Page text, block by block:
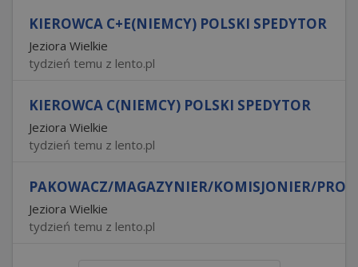
KIEROWCA C+E(NIEMCY) POLSKI SPEDYTOR
Jeziora Wielkie
tydzień temu z lento.pl
KIEROWCA C(NIEMCY) POLSKI SPEDYTOR
Jeziora Wielkie
tydzień temu z lento.pl
PAKOWACZ/MAGAZYNIER/KOMISJONIER/
Jeziora Wielkie
tydzień temu z lento.pl